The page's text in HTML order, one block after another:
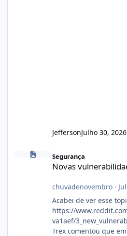
JeffersonJulho 30,
Segurança
Novas
chuvadenovembro·
Acabei de ver esse
https://
va1aef/
Trex comentou que